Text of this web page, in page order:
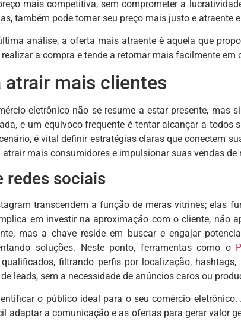
mais competitiva, sem comprometer a
também pode tornar seu preço mais justo e atraente
análise, a oferta mais atraente é aquela que
a compra e tende a retornar mais facilmente
atrair mais clientes
eletrônico não se resume a estar presente, mas
e um equívoco frequente é tentar alcançar a todos
é vital definir estratégias claras que conectem
mais consumidores e impulsionar suas vendas de
redes sociais
transcendem a função de meras vitrines; elas
em investir na aproximação com o cliente, não
mas a chave reside em buscar e engajar
soluções. Neste ponto, ferramentas como o
filtrando perfis por localização,
leads, sem a necessidade de anúncios caros ou
o público ideal para o seu comércio
adaptar a comunicação e as ofertas para gerar valor